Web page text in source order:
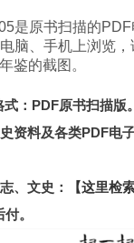
是原书扫描的
脑、手机上浏览
鉴的截图。
：PDF原书扫描版。
资料及各类PDF电
、文史：
【这里检索
。